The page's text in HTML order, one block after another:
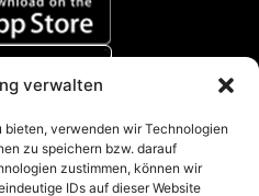
verwalten
bieten, verwenden wir Technologien
zu speichern bzw. darauf
zustimmen, können wir
IDs auf dieser Website